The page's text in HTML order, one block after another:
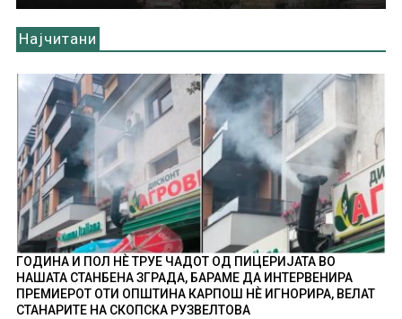
Најчитани
ГОДИНА И ПОЛ НÈ ТРУЕ ЧАДОТ ОД ПИЦЕРИЈАТА ВО
НАШАТА СТАНБЕНА ЗГРАДА, БАРАМЕ ДА ИНТЕРВЕНИРА
ПРЕМИЕРОТ ОТИ ОПШТИНА КАРПОШ НÈ ИГНОРИРА, ВЕЛАТ
СТАНАРИТЕ НА СКОПСКА РУЗВЕЛТОВА